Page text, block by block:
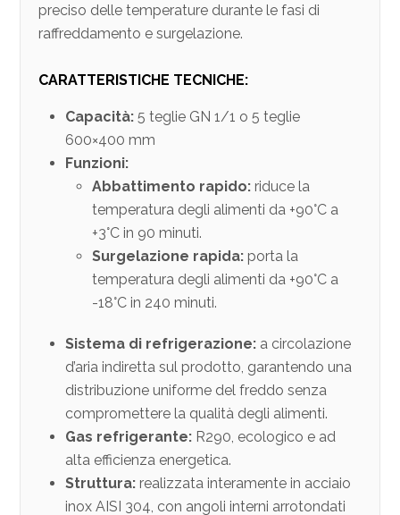
preciso delle temperature durante le fasi di
raffreddamento e surgelazione.
CARATTERISTICHE TECNICHE:
Capacità: 5 teglie GN 1/1 o 5 teglie
600×400 mm
Funzioni:
Abbattimento rapido: riduce la
temperatura degli alimenti da +90°C a
+3°C in 90 minuti.
Surgelazione rapida: porta la
temperatura degli alimenti da +90°C a
-18°C in 240 minuti.
Sistema di refrigerazione: a circolazione
d’aria indiretta sul prodotto, garantendo una
distribuzione uniforme del freddo senza
compromettere la qualità degli alimenti.
Gas refrigerante: R290, ecologico e ad
alta efficienza energetica.
Struttura: realizzata interamente in acciaio
inox AISI 304, con angoli interni arrotondati